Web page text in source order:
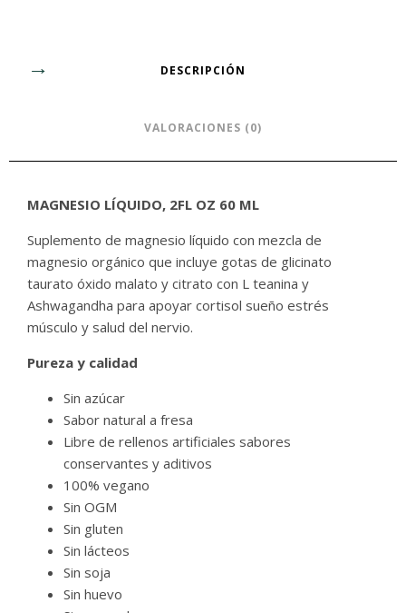
DESCRIPCIÓN
VALORACIONES (0)
MAGNESIO LÍQUIDO, 2FL OZ 60 ML
Suplemento de magnesio líquido con mezcla de
magnesio orgánico que incluye gotas de glicinato
taurato óxido malato y citrato con L teanina y
Ashwagandha para apoyar cortisol sueño estrés
músculo y salud del nervio.
Pureza y calidad
Sin azúcar
Sabor natural a fresa
Libre de rellenos artificiales sabores
conservantes y aditivos
100% vegano
Sin OGM
Sin gluten
Sin lácteos
Sin soja
Sin huevo